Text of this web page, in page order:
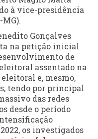
à vice-presidência
Gonçalves
na petição inicial
de
assentado na
e, mesmo,
tendo por principal
das redes
desde o período
os investigados